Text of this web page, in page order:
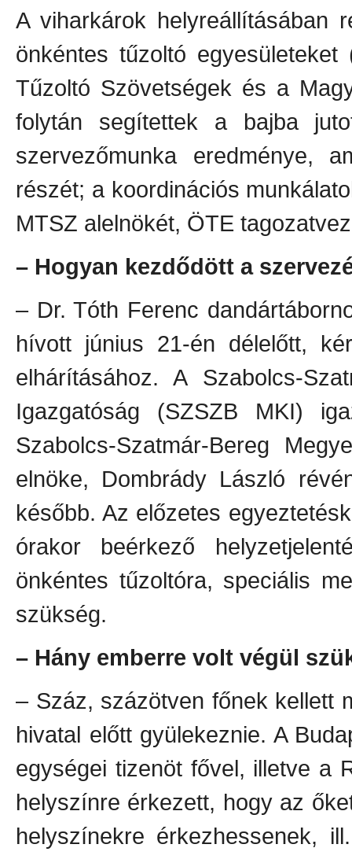
A viharkárok helyreállításában
önkéntes tűzoltó
Tűzoltó Szövetségek és a
folytán segítettek a bajba
szervezőmunka eredménye,
részét; a koordinációs
MTSZ alelnökét, ÖTE
– Hogyan kezdődött a
– Dr. Tóth Ferenc
hívott június 21-én délelőtt,
elhárításához. A Szabolcs-
Igazgatóság (SZSZB MKI)
Szabolcs-Szatmár-Bereg
elnöke, Dombrády László
később. Az előzetes
órakor beérkező
önkéntes tűzoltóra, speciális
szükség.
– Hány emberre volt végül
– Száz, százötven főnek kellett
hivatal előtt gyülekeznie. A
egységei tizenöt fővel, illetve a
helyszínre érkezett, hogy az
helyszínekre érkezhessenek,